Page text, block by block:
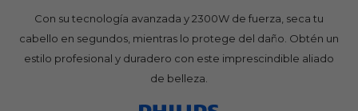
Con su tecnología avanzada y 2300W de fuerza, seca tu
cabello en segundos, mientras lo protege del daño. Obtén un
estilo profesional y duradero con este imprescindible aliado
de belleza.